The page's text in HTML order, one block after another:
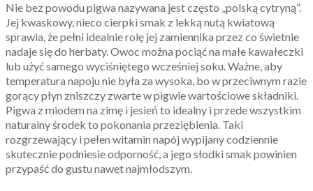
Nie bez powodu pigwa nazywana jest często „polską cytryną”.
Jej kwaskowy, nieco cierpki smak z lekką nutą kwiatową
sprawia, że pełni idealnie rolę jej zamiennika przez co świetnie
nadaje się do herbaty. Owoc można pociąć na małe kawałeczki
lub użyć samego wyciśniętego wcześniej soku. Ważne, aby
temperatura napoju nie była za wysoka, bo w przeciwnym razie
gorący płyn zniszczy zwarte w pigwie wartościowe składniki.
Pigwa z miodem na zimę i jesień to idealny i przede wszystkim
naturalny środek to pokonania przeziębienia. Taki
rozgrzewający i pełen witamin napój wypijany codziennie
skutecznie podniesie odporność, a jego słodki smak powinien
przypaść do gustu nawet najmłodszym.